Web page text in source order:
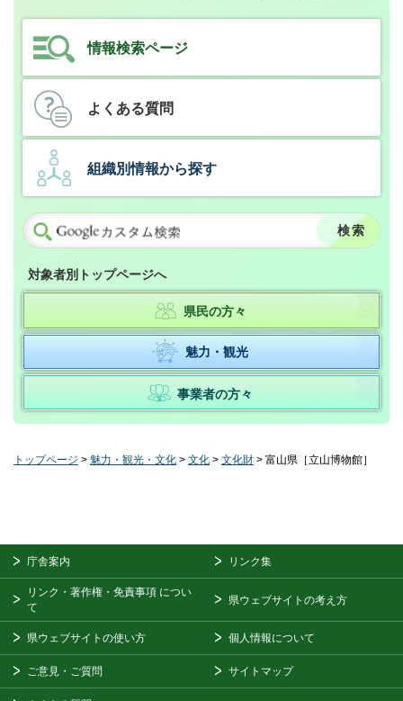
情報検索ページ
よくある質問
組織別情報から探す
対象者別トップページへ
県民の方々
魅力・観光
事業者の方々
トップページ > 魅力・観光・文化 > 文化 > 文化財 > 富山県［立山博物館］
庁舎案内 リンク集
リンク・著作権・免責事項 につい
て
県ウェブサイトの考え方
県ウェブサイトの使い方 個人情報について
ご意見・ご質問 サイトマップ